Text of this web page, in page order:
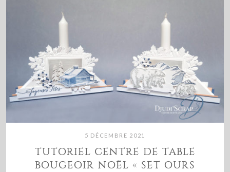
5 DÉCEMBRE 2021
TUTORIEL CENTRE DE TABLE
BOUGEOIR NOËL « SET OURS